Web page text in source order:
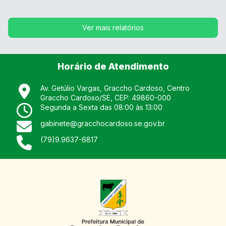
Ver mais relatórios
Horário de Atendimento
Av. Getúlio Vargas, Graccho Cardoso, Centro
Graccho Cardoso/SE , CEP: 49860-000
Segunda a Sexta das 08:00 às 13:00
gabinete@gracchocardoso.se.gov.br
(79)9.9637-6817